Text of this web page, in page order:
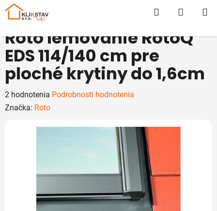
Prejsť
Hľadať
Roto lemovanie RotoQ
EDS 114/140 cm pre
ploché krytiny do 1,6cm
Priemerné
hodnotenie
2 hodnotenia Podrobnosti hodnotenia
Značka: Roto